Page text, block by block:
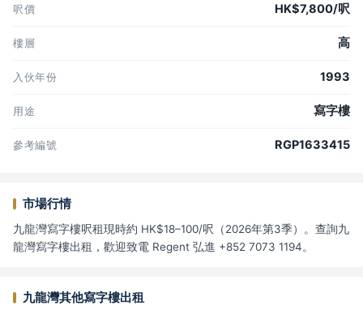
呎價 HK$7,800/呎
樓層 高
入伙年份 1993
用途 寫字樓
參考編號 RGP1633415
市場行情
九龍灣寫字樓呎租現時約 HK$18–100/呎（2026年第3季）。查詢九
龍灣寫字樓出租，歡迎致電 Regent 弘進 +852 7073 1194。
九龍灣其他寫字樓出租